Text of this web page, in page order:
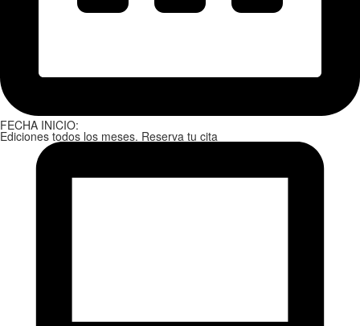
FECHA INICIO:
Ediciones todos los meses. Reserva tu cita